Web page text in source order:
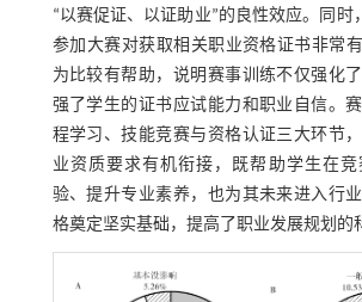
“以赛促证、以证助业”的良性效应。同时
参加大赛对获取相关职业资格证书非常
为比较有帮助，说明赛事训练不仅强化
强了学生的证书应试能力和职业自信。
程学习、技能竞赛与资格认证三大环节
业资质要求有机衔接，既帮助学生在
验、提升专业素养，也为其未来进入行
格奠定坚实基础，提高了职业发展规划的